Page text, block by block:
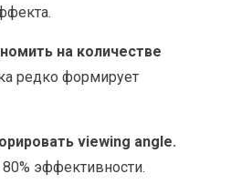
на количестве
редко формирует
viewing angle.
эффективности.